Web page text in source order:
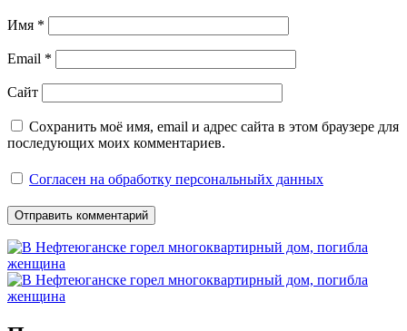
Имя *
Email *
Сайт
Сохранить моё имя, email и адрес сайта в этом браузере для
последующих моих комментариев.
Согласен на обработку персональныйх данных